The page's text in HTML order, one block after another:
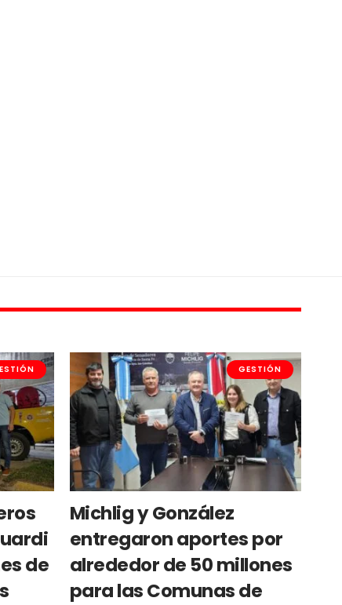
de
GESTIÓN
Michlig y González
entregaron aportes por
alrededor de 50 millones
para las Comunas de